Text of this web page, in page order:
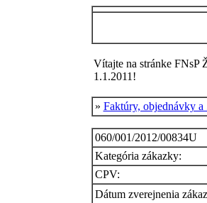
Vítajte na stránke FNsP
1.1.2011!
» Faktúry, objednávky a
060/001/2012/00834U
Kategória zákazky:
CPV:
Dátum zverejnenia